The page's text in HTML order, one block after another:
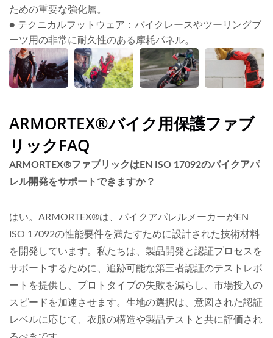
ための重要な強化層。
● テクニカルフットウェア：バイクレースやツーリングブ
ーツ用の非常に耐久性のある摩耗パネル。
ARMORTEX®バイク用保護ファブ
リックFAQ
ARMORTEX®ファブリックはEN ISO 17092のバイクアパ
レル開発をサポートできますか？
はい。ARMORTEX®は、バイクアパレルメーカーがEN
ISO 17092の性能要件を満たすために設計された技術材料
を開発しています。私たちは、製品開発と認証プロセスを
サポートするために、追跡可能な第三者認証のテストレポ
ートを提供し、プロトタイプの失敗を減らし、市場投入の
スピードを加速させます。生地の選択は、意図された認証
レベルに応じて、衣服の構造や製品テストと共に評価され